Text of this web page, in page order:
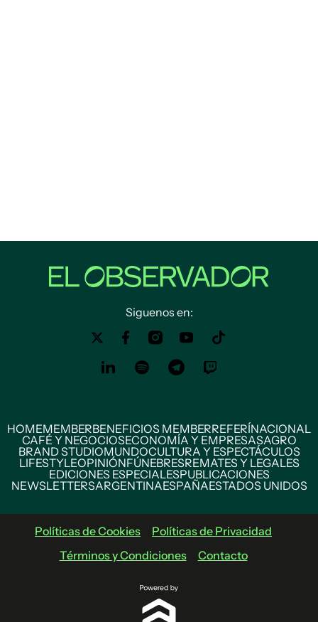
Siguenos en:
HOMEMEMBERBENEFICIOS MEMBERREFERÍNACIONAL
CAFÉ Y NEGOCIOSECONOMÍA Y EMPRESASAGRO
BRAND STUDIOMUNDOCULTURA Y ESPECTÁCULOS
LIFESTYLEOPINIÓNFÚNEBRESREMATES Y LEGALES
EDICIONES ESPECIALESPUBLICACIONES
NEWSLETTERSARGENTINAESPAÑAESTADOS UNIDOS
Políticas de Cookies
Políticas de Privacidad
Términos y Condiciones
Contacto